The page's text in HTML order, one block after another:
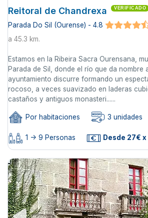
Reitoral de Chandrexa VERIFICADO
Parada Do Sil (Ourense) - 4.8
a 45.3 km.
Estamos en la Ribeira Sacra Ourensana,
Parada de Sil, donde el río que da nombre
ayuntamiento discurre formando un
rocoso, a veces suavizado en laderas
castaños y antiguos monasteri......
Por habitaciones 3 unidades
1 -> 9 Personas Desde 27€